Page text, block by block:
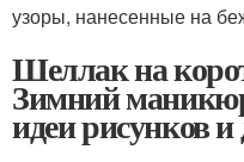
узоры, нанесенные на
Шеллак на
Зимний
идеи рисунков